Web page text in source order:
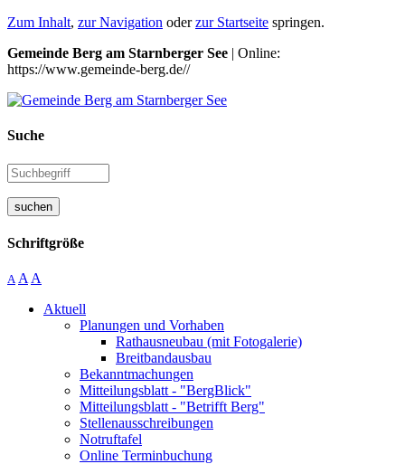
Zum Inhalt, zur Navigation oderzur Startseite springen.
Gemeinde Berg am Starnberger See | Online:
https://www.gemeinde-berg.de//
Suche
suchen
Schriftgröße
A A A
Aktuell
Planungen und Vorhaben
Rathausneubau (mit Fotogalerie)
Breitbandausbau
Bekanntmachungen
Mitteilungsblatt - "BergBlick"
Mitteilungsblatt - "Betrifft Berg"
Stellenausschreibungen
Notruftafel
Online Terminbuchung